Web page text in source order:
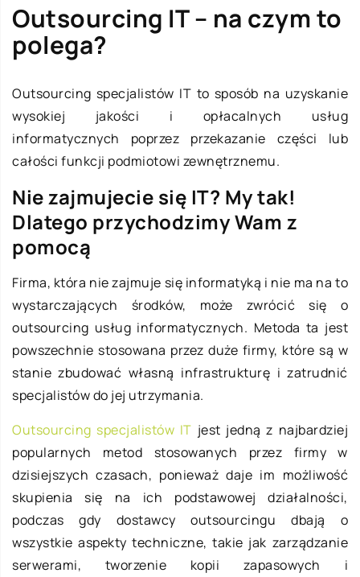
Outsourcing IT – na czym to
polega?
Outsourcing specjalistów IT to sposób na uzyskanie
wysokiej jakości i opłacalnych usług
informatycznych poprzez przekazanie części lub
całości funkcji podmiotowi zewnętrznemu.
Nie zajmujecie się IT? My tak!
Dlatego przychodzimy Wam z
pomocą
Firma, która nie zajmuje się informatyką i nie ma na to
wystarczających środków, może zwrócić się o
outsourcing usług informatycznych. Metoda ta jest
powszechnie stosowana przez duże firmy, które są w
stanie zbudować własną infrastrukturę i zatrudnić
specjalistów do jej utrzymania.
Outsourcing specjalistów IT jest jedną z najbardziej
popularnych metod stosowanych przez firmy w
dzisiejszych czasach, ponieważ daje im możliwość
skupienia się na ich podstawowej działalności,
podczas gdy dostawcy outsourcingu dbają o
wszystkie aspekty techniczne, takie jak zarządzanie
serwerami, tworzenie kopii zapasowych i